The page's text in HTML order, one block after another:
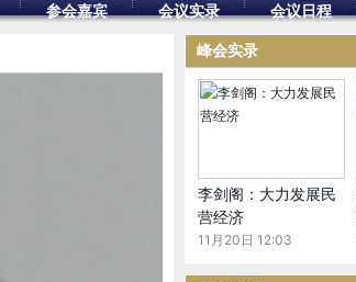
参会嘉宾 会议实录 会议日程
峰会实录
李剑阁：大力发展民
营经济
11月20日 12:03